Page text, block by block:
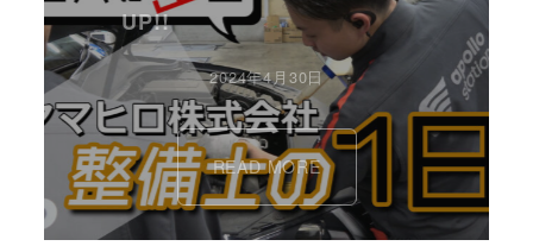
UP!!
2024年4月30日
READ MORE